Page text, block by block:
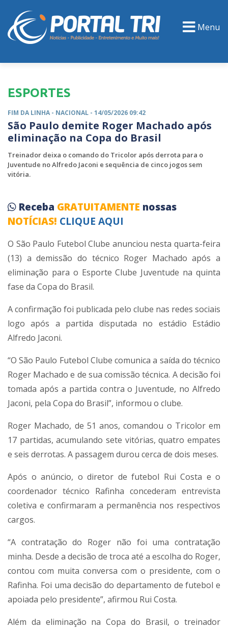
Menu
ESPORTES
FIM DA LINHA - NACIONAL - 14/05/2026 09:42
São Paulo demite Roger Machado após
eliminação na Copa do Brasil
Treinador deixa o comando do Tricolor após derrota para o
Juventude no Alfredo Jaconi e sequência de cinco jogos sem
vitória.
Receba GRATUITAMENTE nossas
NOTÍCIAS! CLIQUE AQUI
O São Paulo Futebol Clube anunciou nesta quarta-feira
(13) a demissão do técnico Roger Machado após a
eliminação para o Esporte Clube Juventude na quinta
fase da Copa do Brasil.
A confirmação foi publicada pelo clube nas redes sociais
logo após a partida disputada no estádio Estádio
Alfredo Jaconi.
“O São Paulo Futebol Clube comunica a saída do técnico
Roger Machado e de sua comissão técnica. A decisão foi
tomada após a partida contra o Juventude, no Alfredo
Jaconi, pela Copa do Brasil”, informou o clube.
Roger Machado, de 51 anos, comandou o Tricolor em
17 partidas, acumulando sete vitórias, quatro empates
e seis derrotas. A passagem durou cerca de dois meses.
Após o anúncio, o diretor de futebol Rui Costa e o
coordenador técnico Rafinha concederam entrevista
coletiva e confirmaram a permanência nos respectivos
cargos.
“A contratação do Roger não foi uma contratação
minha. Desde a decisão de troca até a escolha do Roger,
contou com muita conversa com o presidente, com o
Rafinha. Foi uma decisão do departamento de futebol e
apoiada pelo presidente”, afirmou Rui Costa.
Além da eliminação na Copa do Brasil, o treinador